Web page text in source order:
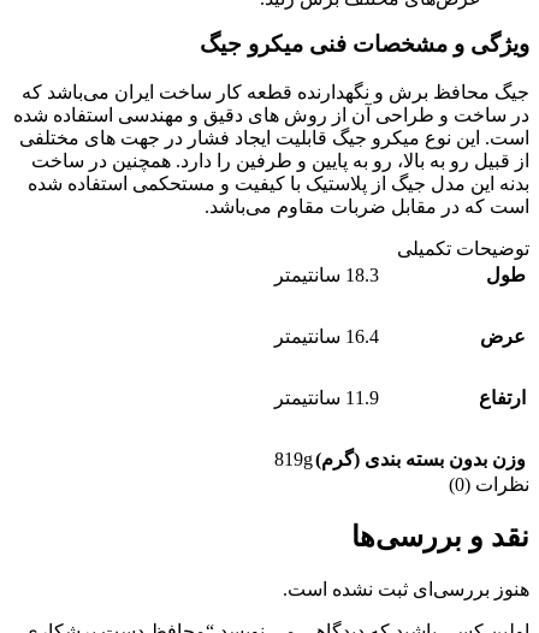
ویژگی و مشخصات فنی میکرو جیگ
جیگ محافظ برش و نگهدارنده قطعه کار ساخت ایران می‌باشد که
در ساخت و طراحی آن از روش های دقیق و مهندسی استفاده شده
است. این نوع میکرو جیگ قابلیت ایجاد فشار در جهت های مختلفی
از قبیل رو به بالا، رو به پایین و طرفین را دارد. همچنین در ساخت
بدنه این مدل جیگ از پلاستیک با کیفیت و مستحکمی استفاده شده
است که در مقابل ضربات مقاوم می‌باشد.
توضیحات تکمیلی
طول
18.3 سانتیمتر
عرض 16.4 سانتیمتر
ارتفاع 11.9 سانتیمتر
وزن بدون بسته بندی (گرم)819g
نظرات (0)
نقد و بررسی‌ها
هنوز بررسی‌ای ثبت نشده است.